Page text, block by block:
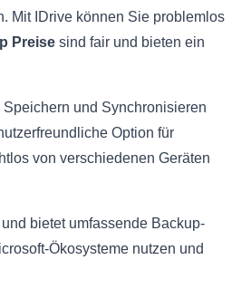
Mit IDrive können Sie problemlos
Preise sind fair und bieten ein
und Synchronisieren
Option für
von verschiedenen Geräten
bietet umfassende Backup-
Ökosysteme nutzen und